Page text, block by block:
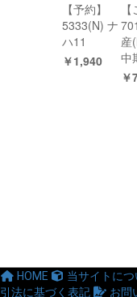
【予約】
5333(N) ナ
ハ11
￥1,940
産
中
￥
HOME 当サイトにつ
引法に基づく表記
お問